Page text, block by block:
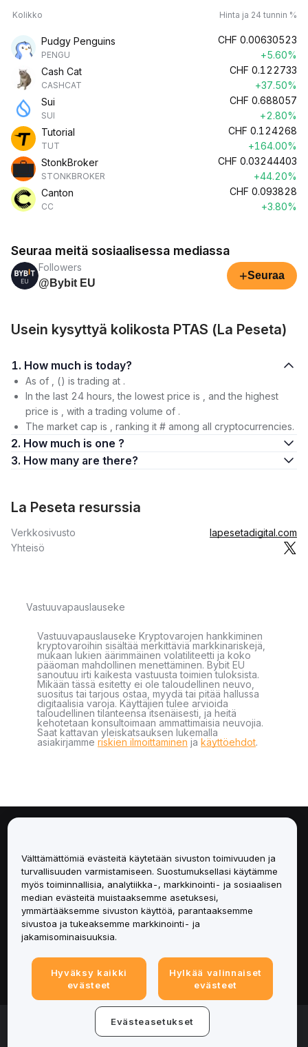
Kolikko Hinta ja 24 tunnin %
Pudgy Penguins
PENGU
CHF 0.00630523
+5.60%
Cash Cat
CASHCAT
CHF 0.122733
+37.50%
Sui
SUI
CHF 0.688057
+2.80%
Tutorial
TUT
CHF 0.124268
+164.00%
StonkBroker
STONKBROKER
CHF 0.03244403
+44.20%
Canton
CC
CHF 0.093828
+3.80%
Seuraa meitä sosiaalisessa mediassa
Followers
@Bybit EU
+Seuraa
Usein kysyttyä kolikosta PTAS (La Peseta)
1. How much is today?
As of , () is trading at .
In the last 24 hours, the lowest price is , and the highest
price is , with a trading volume of .
The market cap is , ranking it # among all cryptocurrencies.
2. How much is one ?
3. How many are there?
La Peseta resurssia
Verkkosivusto
lapesetadigital.com
Yhteisö
Vastuuvapauslauseke
Vastuuvapauslauseke Kryptovarojen hankkiminen
kryptovaroihin sisältää merkittäviä markkinariskejä,
mukaan lukien äärimmäinen volatiliteetti ja koko
pääoman mahdollinen menettäminen. Bybit EU
sanoutuu irti kaikesta vastuusta toimien tuloksista.
Mikään tässä esitetty ei ole taloudellinen neuvo,
suositus tai tarjous ostaa, myydä tai pitää hallussa
digitaalisia varoja. Käyttäjien tulee arvioida
taloudellinen tilanteensa itsenäisesti, ja heitä
kehotetaan konsultoimaan ammattimaisia neuvojia.
Saat kattavan yleiskatsauksen lukemalla
asiakirjamme riskien ilmoittaminen ja käyttöehdot.
Palvelut
Tuki
Tuotteet
Lakiasiat
© 2025-2026 Bybit.eu. Kaikki oikeudet pidätetään.
Välttämättömiä evästeitä käytetään sivuston toimivuuden ja
turvallisuuden varmistamiseen. Suostumuksellasi käytämme
myös toiminnallisia, analytiikka-, markkinointi- ja sosiaalisen
median evästeitä muistaaksemme asetuksesi,
ymmärtääksemme sivuston käyttöä, parantaaksemme
sivustoa ja tukeaksemme markkinointi- ja
jakamisominaisuuksia.
Hyväksy kaikki
evästeet
Hylkää valinnaiset
evästeet
Evästeasetukset